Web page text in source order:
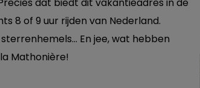
8 of 9 uur rijden van Nederland.
En jee, wat hebben
Mathonière!